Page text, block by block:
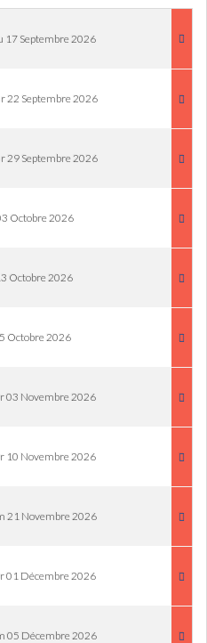
17 Septembre 2026
22 Septembre 2026
29 Septembre 2026
Octobre 2026
Octobre 2026
Octobre 2026
03 Novembre 2026
10 Novembre 2026
21 Novembre 2026
01 Décembre 2026
05 Décembre 2026